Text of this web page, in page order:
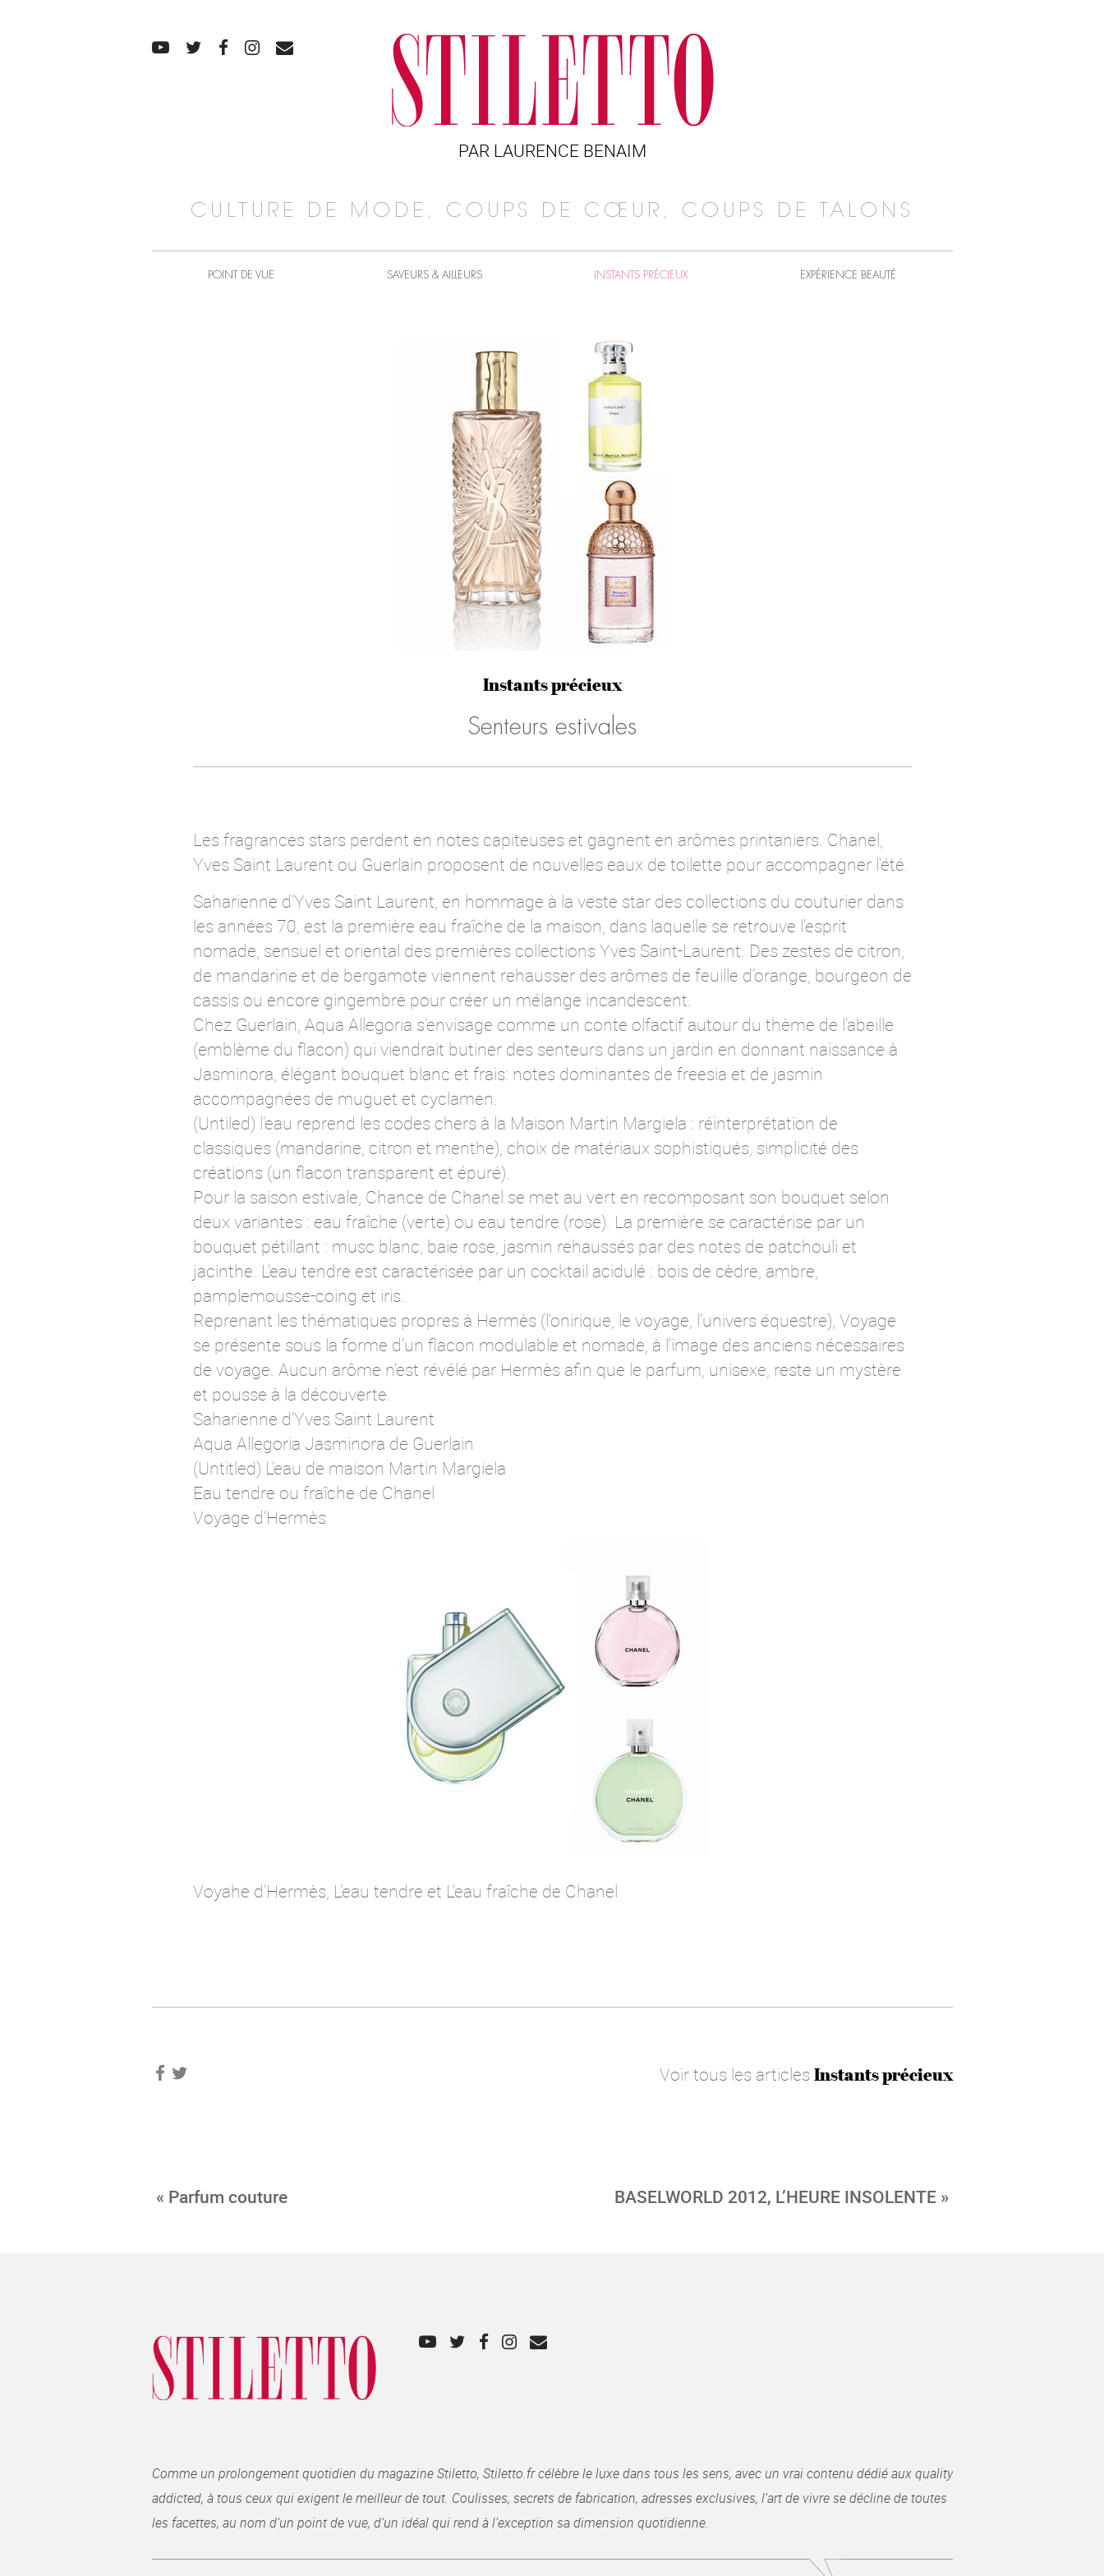
PAR LAURENCE BENAIM
CULTURE DE MODE, COUPS DE CŒUR, COUPS DE TALONS
POINT DE VUE SAVEURS & AILLEURS INSTANTS PRÉCIEUX EXPÉRIENCE BEAUTÉ
Instants précieux
Senteurs estivales
Les fragrances stars perdent en notes capiteuses et gagnent en arômes printaniers. Chanel,
Yves Saint Laurent ou Guerlain proposent de nouvelles eaux de toilette pour accompagner l'été.
Saharienne d’Yves Saint Laurent, en hommage à la veste star des collections du couturier dans
les années 70, est la première eau fraîche de la maison, dans laquelle se retrouve l’esprit
nomade, sensuel et oriental des premières collections Yves Saint-Laurent. Des zestes de citron,
de mandarine et de bergamote viennent rehausser des arômes de feuille d’orange, bourgeon de
cassis ou encore gingembre pour créer un mélange incandescent.
Chez Guerlain, Aqua Allegoria s’envisage comme un conte olfactif autour du thème de l’abeille
(emblème du flacon) qui viendrait butiner des senteurs dans un jardin en donnant naissance à
Jasminora, élégant bouquet blanc et frais: notes dominantes de freesia et de jasmin
accompagnées de muguet et cyclamen.
(Untiled) l’eau reprend les codes chers à la Maison Martin Margiela : réinterprétation de
classiques (mandarine, citron et menthe), choix de matériaux sophistiqués, simplicité des
créations (un flacon transparent et épuré).
Pour la saison estivale, Chance de Chanel se met au vert en recomposant son bouquet selon
deux variantes : eau fraîche (verte) ou eau tendre (rose). La première se caractérise par un
bouquet pétillant : musc blanc, baie rose, jasmin rehaussés par des notes de patchouli et
jacinthe. L’eau tendre est caractérisée par un cocktail acidulé : bois de cèdre, ambre,
pamplemousse-coing et iris.
Reprenant les thématiques propres à Hermès (l’onirique, le voyage, l’univers équestre), Voyage
se présente sous la forme d’un flacon modulable et nomade, à l’image des anciens nécessaires
de voyage. Aucun arôme n’est révélé par Hermès afin que le parfum, unisexe, reste un mystère
et pousse à la découverte.
Saharienne d’Yves Saint Laurent
Aqua Allegoria Jasminora de Guerlain
(Untitled) L’eau de maison Martin Margiela
Eau tendre ou fraîche de Chanel
Voyage d’Hermès
Voyahe d’Hermès, L’eau tendre et L’eau fraîche de Chanel
Voir tous les articles Instants précieux
« Parfum couture BASELWORLD 2012, L’HEURE INSOLENTE »
Comme un prolongement quotidien du magazine Stiletto, Stiletto.fr célèbre le luxe dans tous les sens, avec un vrai contenu dédié aux quality
addicted, à tous ceux qui exigent le meilleur de tout. Coulisses, secrets de fabrication, adresses exclusives, l’art de vivre se décline de toutes
les facettes, au nom d’un point de vue, d’un idéal qui rend à l’exception sa dimension quotidienne.